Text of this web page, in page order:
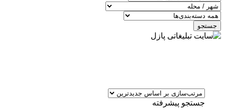
جستجو
جستجو پیشرفته